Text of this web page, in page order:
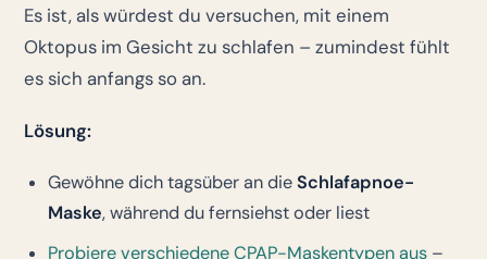
Es ist, als würdest du versuchen, mit einem
Oktopus im Gesicht zu schlafen – zumindest fühlt
es sich anfangs so an.
Lösung:
Gewöhne dich tagsüber an dieSchlafapnoe-
Maske, während du fernsiehst oder liest
Probiere verschiedene CPAP-Maskentypen aus –